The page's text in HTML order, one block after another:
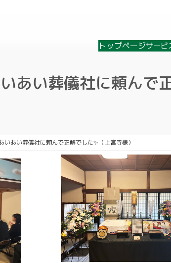
トップページサービ
あい葬儀社に頼んで
いあい葬儀社に頼んで正解でした✨（上宮寺様）